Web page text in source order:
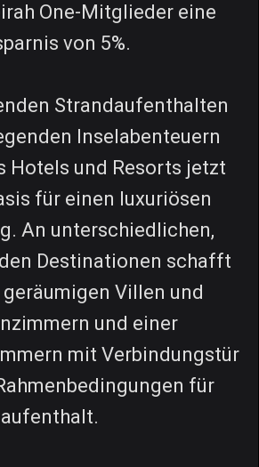
One-Mitglieder eine
von 5%.
Strandaufenthalten
Inselabenteuern
Hotels und Resorts jetzt
für einen luxuriösen
An unterschiedlichen,
Destinationen schafft
Villen und
und einer
mit Verbindungstür
für